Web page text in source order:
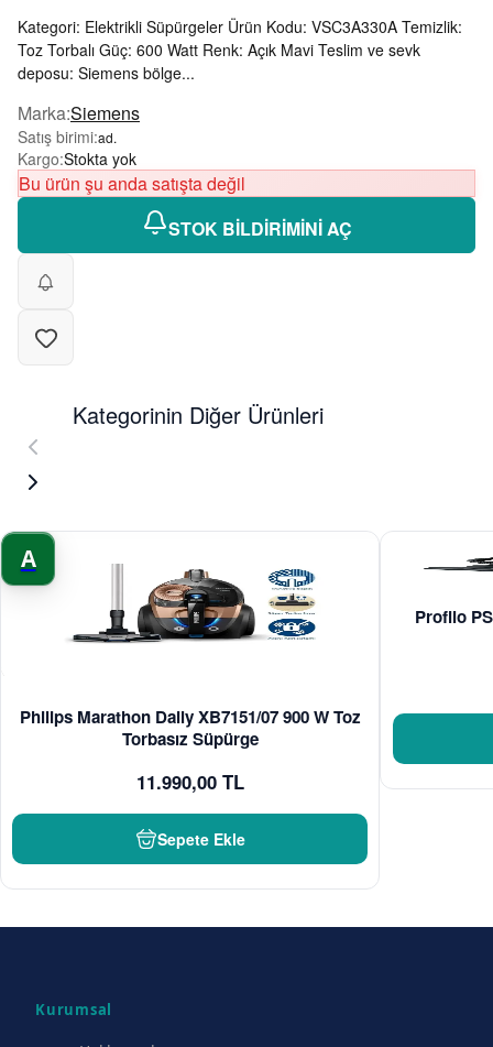
Kategori: Elektrikli Süpürgeler Ürün Kodu: VSC3A330A Temizlik:
Toz Torbalı Güç: 600 Watt Renk: Açık Mavi Teslim ve sevk
deposu: Siemens bölge...
Marka:Siemens
Satış birimi:ad.
Kargo:Stokta yok
Bu ürün şu anda satışta değil
STOK BİLDİRİMİNİ AÇ
Kategorinin Diğer Ürünleri
A
Philips Marathon Daily XB7151/07 900 W Toz
Torbasız Süpürge
11.990,00 TL
Sepete Ekle
Profilo
Kurumsal